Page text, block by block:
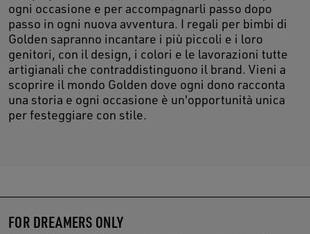
ogni occasione e per accompagnarli passo dopo
passo in ogni nuova avventura. I regali per bimbi di
Golden sapranno incantare i più piccoli e i loro
genitori, con il design, i colori e le lavorazioni tutte
artigianali che contraddistinguono il brand. Vieni a
scoprire il mondo Golden dove ogni dono racconta
una storia e ogni occasione è un'opportunità unica
per festeggiare con stile.
FOR DREAMERS ONLY